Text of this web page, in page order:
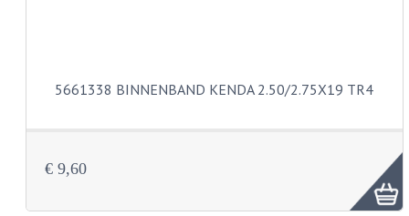
5661338 BINNENBAND KENDA 2.50/2.75X19 TR4
€ 9,60